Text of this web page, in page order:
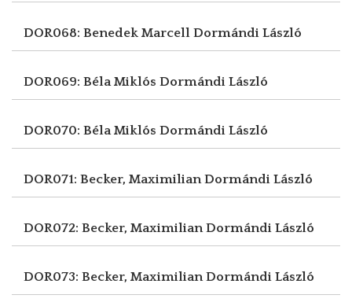
DOR068: Benedek Marcell Dormándi László
DOR069: Béla Miklós Dormándi László
DOR070: Béla Miklós Dormándi László
DOR071: Becker, MaximilianDormándi László
DOR072: Becker, MaximilianDormándi László
DOR073: Becker, MaximilianDormándi László